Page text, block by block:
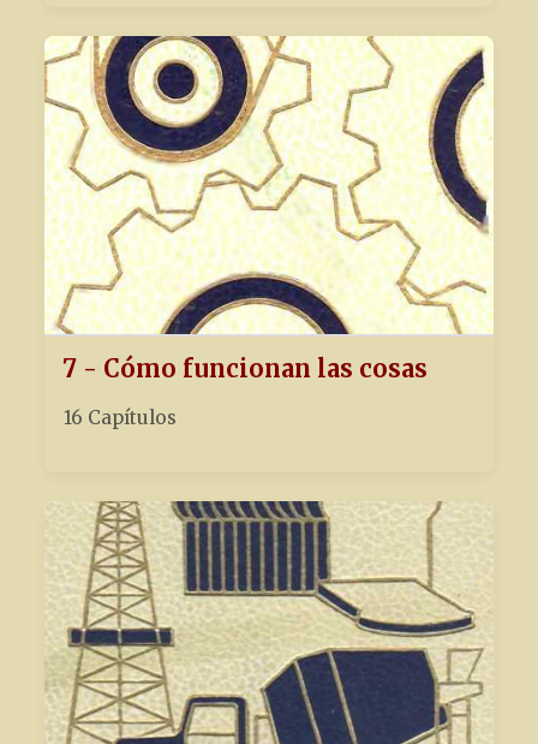
7 - Cómo funcionan las cosas
16 Capítulos